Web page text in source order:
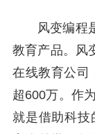
风变编程
教育产品。风
在线教育公司
超600万。作
就是借助科技